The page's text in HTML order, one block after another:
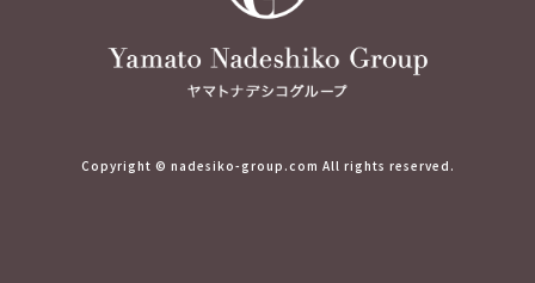
Copyright © nadesiko-group.com All rights reserved.